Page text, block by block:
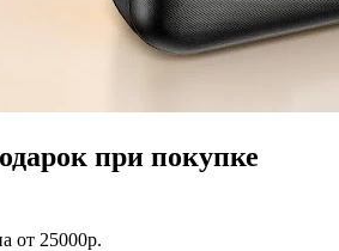
при покупке
от 25000р.